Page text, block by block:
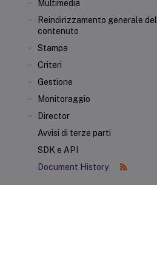
Multimedia
Reindirizzamento generale del
contenuto
Stampa
Criteri
Gestione
Monitoraggio
Director
Avvisi di terze parti
SDK e API
Document History